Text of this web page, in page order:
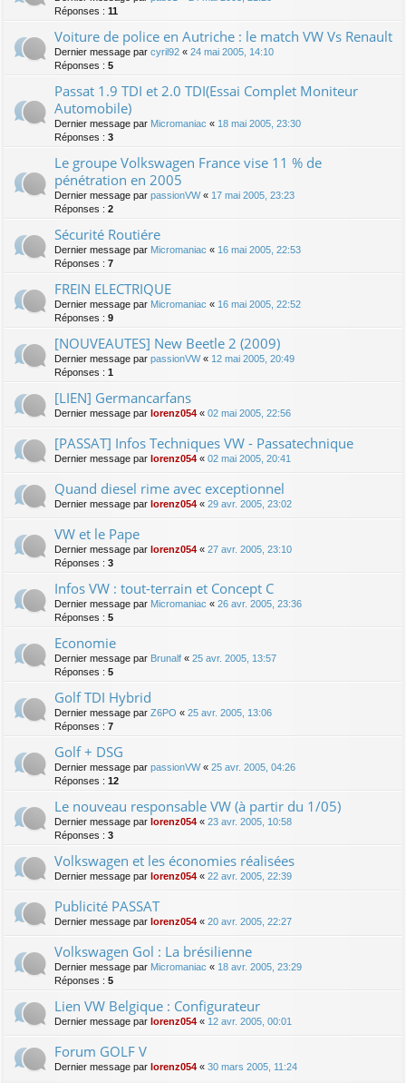
Réponses : 11
Voiture de police en Autriche : le match VW Vs Renault
Dernier message par cyril92 « 24 mai 2005, 14:10
Réponses : 5
Passat 1.9 TDI et 2.0 TDI(Essai Complet Moniteur
Automobile)
Dernier message par Micromaniac « 18 mai 2005, 23:30
Réponses : 3
Le groupe Volkswagen France vise 11 % de
pénétration en 2005
Dernier message par passionVW« 17 mai 2005, 23:23
Réponses : 2
Sécurité Routiére
Dernier message par Micromaniac « 16 mai 2005, 22:53
Réponses : 7
FREIN ELECTRIQUE
Dernier message par Micromaniac « 16 mai 2005, 22:52
Réponses : 9
[NOUVEAUTES] New Beetle 2 (2009)
Dernier message par passionVW« 12 mai 2005, 20:49
Réponses : 1
[LIEN] Germancarfans
Dernier message par lorenz054 « 02 mai 2005, 22:56
[PASSAT] Infos Techniques VW - Passatechnique
Dernier message par lorenz054 « 02 mai 2005, 20:41
Quand diesel rime avec exceptionnel
Dernier message par lorenz054 « 29 avr. 2005, 23:02
VW et le Pape
Dernier message par lorenz054 « 27 avr. 2005, 23:10
Réponses : 3
Infos VW : tout-terrain et Concept C
Dernier message par Micromaniac « 26 avr. 2005, 23:36
Réponses : 5
Economie
Dernier message par Brunalf « 25 avr. 2005, 13:57
Réponses : 5
Golf TDI Hybrid
Dernier message par Z6PO « 25 avr. 2005, 13:06
Réponses : 7
Golf + DSG
Dernier message par passionVW« 25 avr. 2005, 04:26
Réponses : 12
Le nouveau responsable VW (à partir du 1/05)
Dernier message par lorenz054 « 23 avr. 2005, 10:58
Réponses : 3
Volkswagen et les économies réalisées
Dernier message par lorenz054 « 22 avr. 2005, 22:39
Publicité PASSAT
Dernier message par lorenz054 « 20 avr. 2005, 22:27
Volkswagen Gol : La brésilienne
Dernier message par Micromaniac « 18 avr. 2005, 23:29
Réponses : 5
Lien VW Belgique : Configurateur
Dernier message par lorenz054 « 12 avr. 2005, 00:01
Forum GOLF V
Dernier message par lorenz054 « 30 mars 2005, 11:24